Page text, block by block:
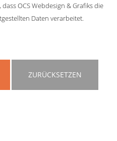
OCS Webdesign & Grafiks die
Daten verarbeitet.
ZURÜCKSETZEN